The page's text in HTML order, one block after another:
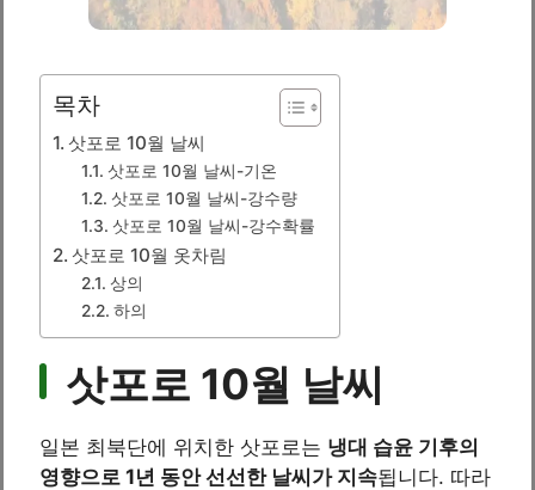
목차
삿포로 10월 날씨
삿포로 10월 날씨-기온
삿포로 10월 날씨-강수량
삿포로 10월 날씨-강수확률
삿포로 10월 옷차림
상의
하의
삿포로 10월 날씨
일본 최북단에 위치한 삿포로는 냉대 습윤 기후의
영향으로 1년 동안 선선한 날씨가 지속됩니다. 따라